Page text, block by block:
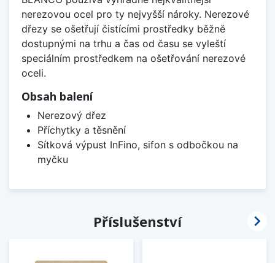
nerezovou ocel pro ty nejvyšší nároky. Nerezové
dřezy se ošetřují čistícími prostředky běžně
dostupnými na trhu a čas od času se vyleští
speciálním prostředkem na ošetřování nerezové
oceli.
Obsah balení
Nerezový dřez
Příchytky a těsnění
Sítková výpust InFino, sifon s odbočkou na
myčku
Příslušenství 